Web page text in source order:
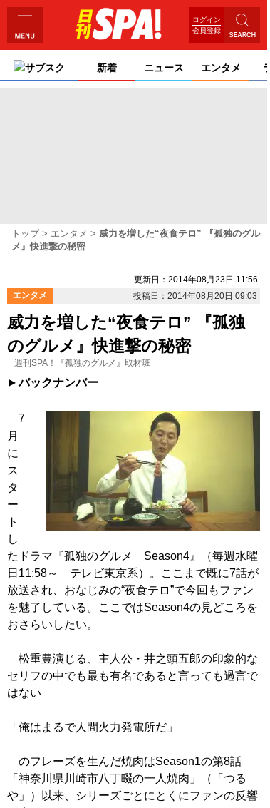
ログイン
会員登録
サブスク 新着 ニュース エンタメ
トップ エンタメ
威力を増した“夜食テロ” 『孤独のグル
メ』快進撃の秘密
更新日：2014年08月23日 11:56
エンタメ
投稿日：2014年08月20日 09:03
威力を増した“夜食テロ” 『孤独
のグルメ』快進撃の秘密
週刊SPA！『孤独のグルメ』取材班
バックナンバー
7
月
に
ス
タ
ー
ト
し
たドラマ『孤独のグルメ Season4』（毎週水曜
日11:58～ テレビ東京系）。ここまで既に7話が
放送され、おなじみの“夜食テロ”で今回もファン
を魅了している。ここではSeason4の見どころを
おさらいしたい。
松重豊演じる、主人公・井之頭五郎の印象的な
セリフの中でも最も有名であると言っても過言で
はない
「俺はまるで人間火力発電所だ」
のフレーズを生んだ焼肉はSeason1の第8話
「神奈川県川崎市八丁畷の一人焼肉」（「つる
や」）以来、シリーズごとにとくにファンの反響